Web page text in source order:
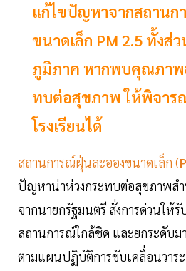
แก้ไขปัญหาจากสถานก
ขนาดเล็ก PM 2.5 ทั้งส่
ภูมิภาค หากพบคุณภาพ
ทบต่อสุขภาพ ให้พิจาร
โรงเรียนได้
สถานการณ์ฝุ่นละอองขนาดเล็ก (
ปัญหาน่าห่วงกระทบต่อสุขภาพส
จากนายกรัฐมนตรี สั่งการด่วนให้
สถานการณ์ใกล้ชิด และยกระดับม
ตามแผนปฏิบัติการขับเคลื่อนวาร